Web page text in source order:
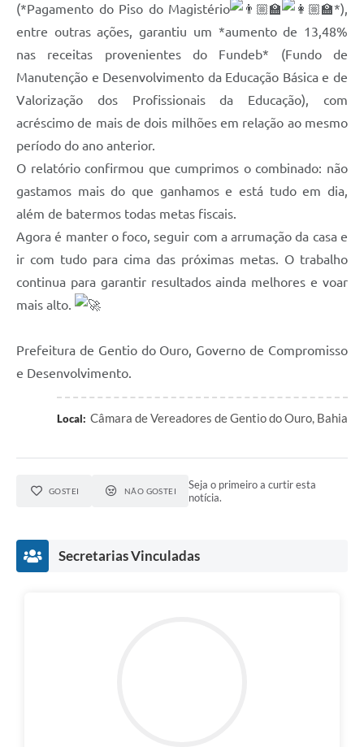
(*Pagamento do Piso do Magistério
*),
entre outras ações, garantiu um *aumento de 13,48%
nas receitas provenientes do Fundeb* (Fundo de
Manutenção e Desenvolvimento da Educação Básica e de
Valorização dos Profissionais da Educação), com
acréscimo de mais de dois milhões em relação ao mesmo
período do ano anterior.
O relatório confirmou que cumprimos o combinado: não
gastamos mais do que ganhamos e está tudo em dia,
além de batermos todas metas fiscais.
Agora é manter o foco, seguir com a arrumação da casa e
ir com tudo para cima das próximas metas. O trabalho
continua para garantir resultados ainda melhores e voar
mais alto.
Prefeitura de Gentio do Ouro, Governo de Compromisso
e Desenvolvimento.
Local: Câmara de Vereadores de Gentio do Ouro, Bahia
GOSTEI NÃO GOSTEI
Seja o primeiro a curtir esta
notícia.
Secretarias Vinculadas